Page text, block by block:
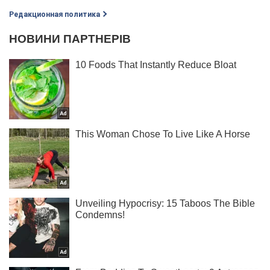
Редакционная политика